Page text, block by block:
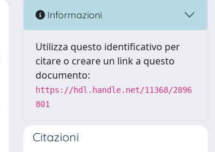
Informazioni
Utilizza questo identificativo per
citare o creare un link a questo
documento:
https://hdl.handle.net/11368/2896
801
Citazioni